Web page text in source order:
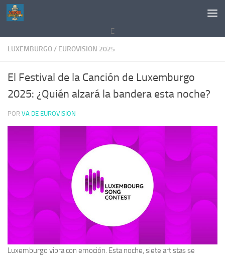
Saltar al contenido
E
LUXEMBURGO/ EUROVISION 2025
El Festival de la Canción de Luxemburgo
2025: ¿Quién alzará la bandera esta noche?
POR VA DE EUROVISION ·
Luxemburgo vibra con emoción. Esta noche, siete artistas se